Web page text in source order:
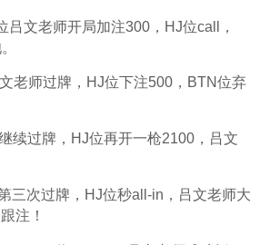
吕文老师开局加注300，HJ位call，
老师过牌，HJ位下注500，BTN位弃
续过牌，HJ位再开一枪2100，吕文
三次过牌，HJ位秒all-in，吕文老师大
注！